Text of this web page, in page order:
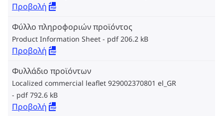
Προβολή
Φύλλο πληροφοριών προϊόντος
Product Information Sheet pdf 206.2 kB
Προβολή
Φυλλάδιο προϊόντων
Localized commercial leaflet 929002370801 el_GR
pdf 792.6 kB
Προβολή